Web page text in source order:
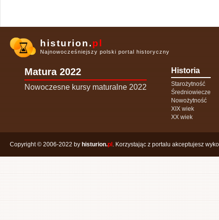
histurion.pl
Najnowocześniejszy polski portal historyczny
Matura 2022
Nowoczesne kursy maturalne 2022
Historia
Starożytność
Średniowiecze
Nowożytność
XIX wiek
XX wiek
Copyright © 2006-2022 by histurion.pl . Korzystając z portalu akceptujesz